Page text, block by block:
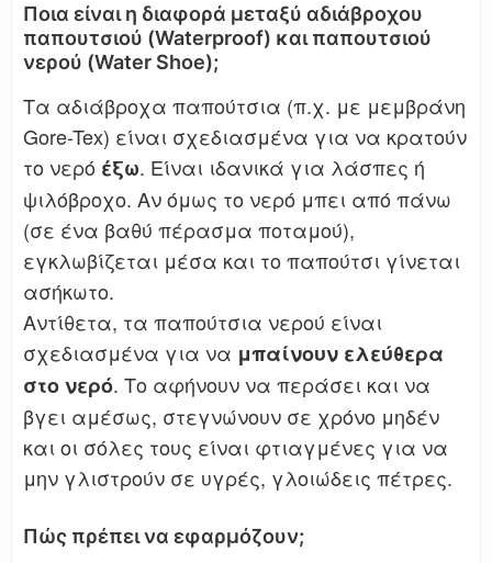
Ποια είναι η διαφορά μεταξύ αδιάβροχου
παπουτσιού (Waterproof) και παπουτσιού
νερού (Water Shoe);
Τα αδιάβροχα παπούτσια (π.χ. με μεμβράνη
Gore-Tex) είναι σχεδιασμένα για να κρατούν
το νερό έξω. Είναι ιδανικά για λάσπες ή
ψιλόβροχο. Αν όμως το νερό μπει από πάνω
(σε ένα βαθύ πέρασμα ποταμού),
εγκλωβίζεται μέσα και το παπούτσι γίνεται
ασήκωτο.
Αντίθετα, τα παπούτσια νερού είναι
σχεδιασμένα για να μπαίνουν ελεύθερα
στο νερό. Το αφήνουν να περάσει και να
βγει αμέσως, στεγνώνουν σε χρόνο μηδέν
και οι σόλες τους είναι φτιαγμένες για να
μην γλιστρούν σε υγρές, γλοιώδεις πέτρες.
Πώς πρέπει να εφαρμόζουν;